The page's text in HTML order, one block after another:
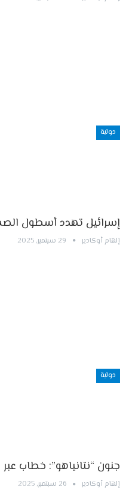
دولية
إسرائيل تهدد أسطول
إلهام أوكادير 29 سبتمبر, 2025
دولية
جنون “نتانياهو”: خطاب
إلهام أوكادير 26 سبتمبر, 2025